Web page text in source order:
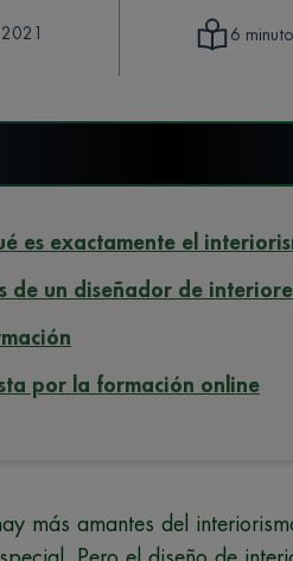
6
es exactamente el
de un diseñador de
por la formación online
más amantes del